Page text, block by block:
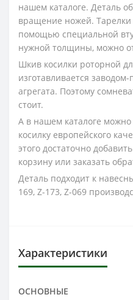
нашем каталоге. Деталь
вращение ножей. Тарелки
помощью специальной
нужной толщины, можно
Шкив косилки роторной
изготавливается
агрегата. Поэтому
стоит.
А в нашем каталоге
косилку европейского
этого достаточно
корзину или заказать
Деталь подходит к
169, Z-173, Z-069
Характеристики
ОСНОВНЫЕ